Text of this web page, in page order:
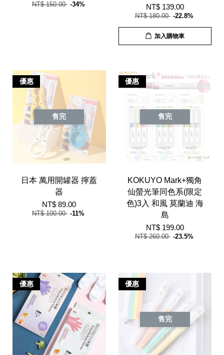
NT$ 150.00 -34% NT$ 139.00
NT$ 180.00 -22.8%
加入購物車
優惠
售完
日本 萬用開罐器 擰蓋
器
NT$ 89.00
NT$ 100.00 -11%
優惠
售完
KOKUYO Mark+獨角
仙螢光筆同色系(限定
色)3入 和風 莫蘭迪 海
島
NT$ 199.00
NT$ 260.00 -23.5%
優惠 優惠
售完